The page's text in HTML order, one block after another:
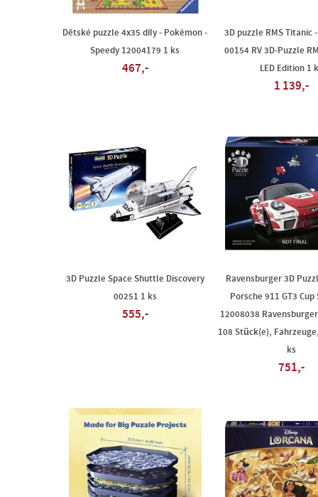
Dětské puzzle 4x35 díly - Pokémon -
Speedy 12004179 1 ks
467,-
3D puzzle RMS Titanic
00154 RV 3D-Puzzle
LED Edition 1
1 139,-
3D Puzzle Space Shuttle Discovery
00251 1 ks
555,-
Ravensburger 3D
Porsche 911 GT3
12008038
108 Stück(e),
ks
751,-